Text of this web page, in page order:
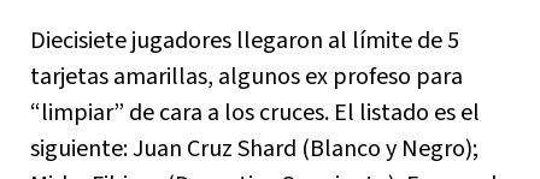
Diecisiete jugadores llegaron al límite de 5
tarjetas amarillas, algunos ex profeso para
“limpiar” de cara a los cruces. El listado es el
siguiente: Juan Cruz Shard (Blanco y Negro);